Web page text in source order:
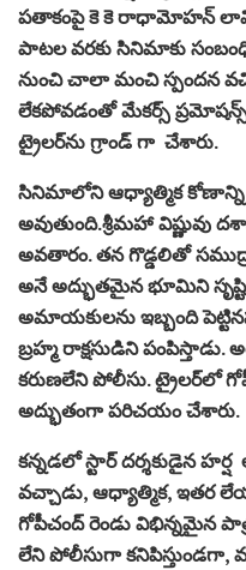
పతాకంపై కె కె రాధామోహన్
పాటల వరకు సినిమాకు
నుంచి చాలా మంచి స్పందన
లేకపోవడంతో మేకర్స్
ట్రైలర్‌ను గ్రాండ్ గా చేశారు.
సినిమాలోని ఆధ్యాత్మిక కోణాన్ని
అవుతుంది.శ్రీమహా
అవతారం. తన గొడ్డలితో
అనే అద్భుతమైన భూమిని
అమాయకులను ఇబ్బంది
బ్రహ్మ రాక్షసుడిని పంపిస్తాడు.
కరుణలేని పోలీసు. ట్రైలర్‌లో
అద్భుతంగా పరిచయం చేశారు.
కన్నడలో స్టార్ దర్శకుడైన
వచ్చాడు, ఆధ్యాత్మిక, ఇతర
గోపీచంద్ రెండు విభిన్నమైన
లేని పోలీసుగా